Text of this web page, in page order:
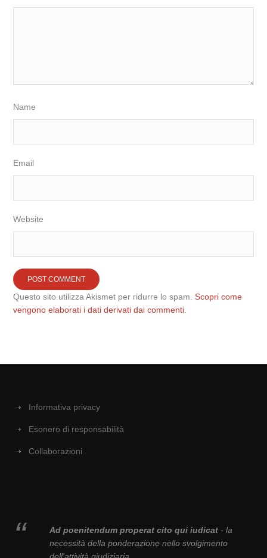
Name
Email
Website
Questo sito utilizza Akismet per ridurre lo spam.Scopri come
vengono elaborati i dati derivati dai commenti
Informativa privacy
Esonero di responsabilità
Collaborazioni
Ad poenitendum properat cito qui iudicat- la
necessità della ponderazione nello svolgimento